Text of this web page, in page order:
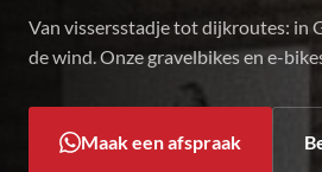
Van vissersstadje tot dijkroutes: in
de wind. Onze gravelbikes en e-
Maak een afspraak